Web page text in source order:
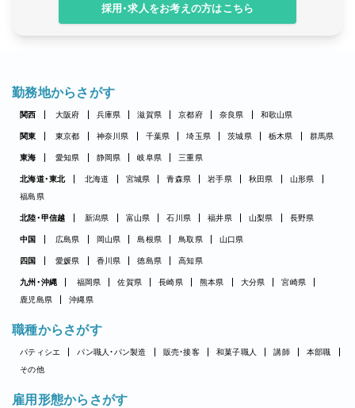
採用・求人をお考えの方はこちら
勤務地からさがす
関西 大阪府 兵庫県 滋賀県 京都府 奈良県 和歌山県
関東 東京都 神奈川県 千葉県 埼玉県 茨城県 栃木県 群馬県
東海 愛知県 静岡県 岐阜県 三重県
北海道・東北 北海道 宮城県 青森県 岩手県 秋田県
山形県
福島県
北陸・甲信越 新潟県 富山県 石川県 福井県 山梨県 長野県
中国 広島県 岡山県 島根県 鳥取県 山口県
四国 愛媛県 香川県 徳島県 高知県
九州・沖縄 福岡県 佐賀県 長崎県 熊本県 大分県
宮崎県
鹿児島県
沖縄県
職種からさがす
パティシエ パン職人・パン製造 販売・接客 和菓子職人 講師
本部職
その他
雇用形態からさがす